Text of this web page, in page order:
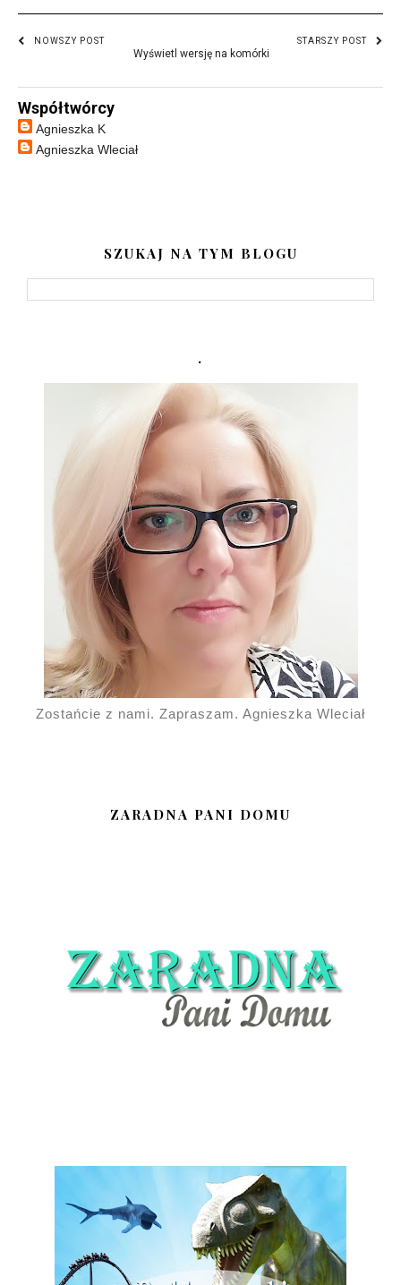
NOWSZY POST STARSZY POST
Wyświetl wersję na komórki
Współtwórcy
Agnieszka K
Agnieszka Wleciał
SZUKAJ NA TYM BLOGU
.
Zostańcie z nami. Zapraszam. Agnieszka Wleciał
ZARADNA PANI DOMU